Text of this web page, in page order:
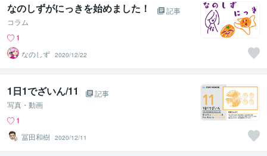
なのしずがにっきを始めました！
記事
コラム
1
なのしず 2020/12/22
1日1でざいん/11
記事
写真・動画
1
冨田和樹 2020/12/11